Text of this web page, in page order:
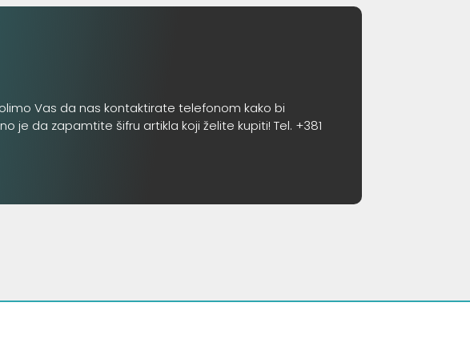
Vas da nas kontaktirate telefonom kako bi
je da zapamtite šifru artikla koji želite kupiti! Tel. +381